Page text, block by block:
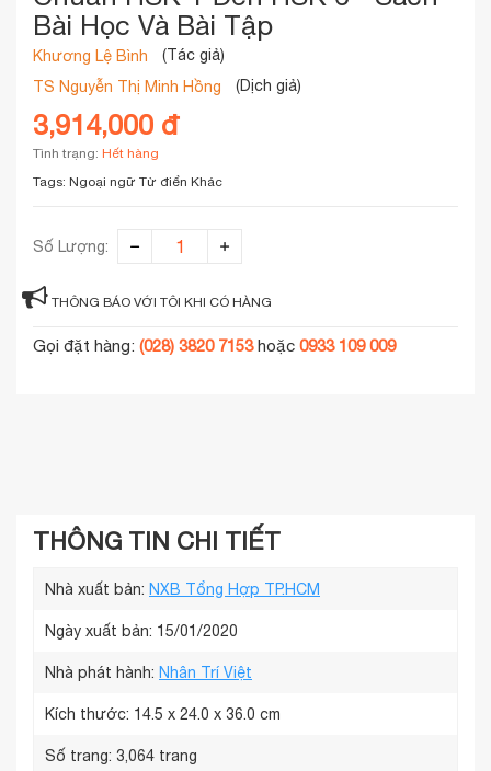
Bài Học Và Bài Tập
Khương Lệ Bình
(Tác giả)
TS Nguyễn Thị Minh Hồng
(Dịch giả)
3,914,000 đ
Tình trạng: Hết hàng
Tags: Ngoại ngữ Từ điển Khác
Số Lượng:
THÔNG BÁO VỚI TÔI KHI CÓ HÀNG
Gọi đặt hàng: (028) 3820 7153hoặc 0933 109 009
THÔNG TIN CHI TIẾT
Nhà xuất bản: NXB Tổng Hợp TP.HCM
Ngày xuất bản: 15/01/2020
Nhà phát hành: Nhân Trí Việt
Kích thước: 14.5 x 24.0 x 36.0 cm
Số trang: 3,064 trang